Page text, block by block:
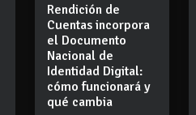
Rendición de
Cuentas incorpora
el Documento
Nacional de
Identidad Digital:
cómo funcionará y
qué cambia